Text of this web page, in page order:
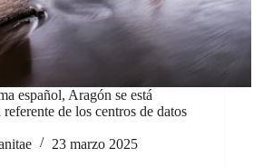
español, Aragón se está
de los centros de datos
23 marzo 2025